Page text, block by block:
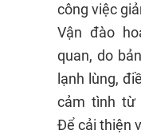
công việc
Vận đào
quan, do
lạnh lùng,
cảm tình từ
Để cải thiện